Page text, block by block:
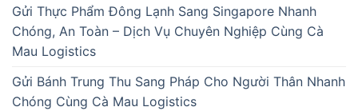
Gửi Thực Phẩm Đông Lạnh Sang Singapore Nhanh
Chóng, An Toàn – Dịch Vụ Chuyên Nghiệp Cùng Cà
Mau Logistics
Gửi Bánh Trung Thu Sang Pháp Cho Người Thân Nhanh
Chóng Cùng Cà Mau Logistics